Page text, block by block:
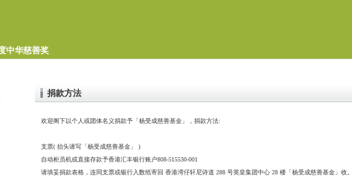
中华慈善奖
捐款方法
欢迎阁下以个人或团体名义捐款予「杨受成慈善基金」，捐款方法:
支票( 抬头请写「杨受成慈善基金」 )
自动柜员机或直接存款予香港汇丰银行账户808-515530-001
请填妥捐款表格，连同支票或银行入数纸寄回 香港湾仔轩尼诗道 288 号英皇集团中心 28 楼「杨受成慈善基金」收。